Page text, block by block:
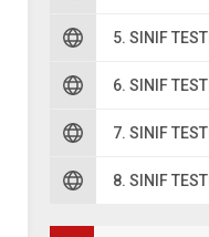
5. SINIF
6. SINIF
7. SINIF
8. SINIF